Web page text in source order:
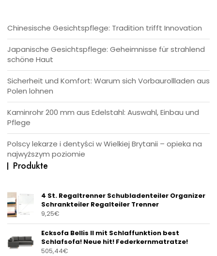
Chinesische Gesichtspflege: Tradition trifft Innovation
Japanische Gesichtspflege: Geheimnisse für strahlend
schöne Haut
Sicherheit und Komfort: Warum sich Vorbaurollladen aus
Polen lohnen
Kaminrohr 200 mm aus Edelstahl: Auswahl, Einbau und
Pflege
Polscy lekarze i dentyści w Wielkiej Brytanii – opieka na
najwyższym poziomie
Produkte
4 St. Regaltrenner Schubladenteiler Organizer
Schrankteiler Regalteiler Trenner
9,25€
Ecksofa Bellis II mit Schlaffunktion best
Schlafsofa! Neue hit! Federkernmatratze!
505,44€